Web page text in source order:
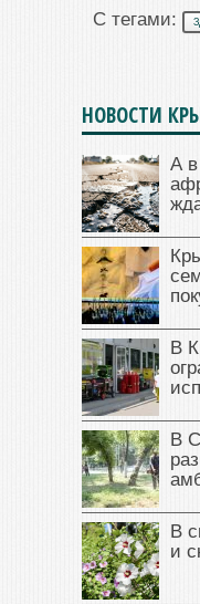
С тегами:
НОВОСТИ
А
В
В
В
и